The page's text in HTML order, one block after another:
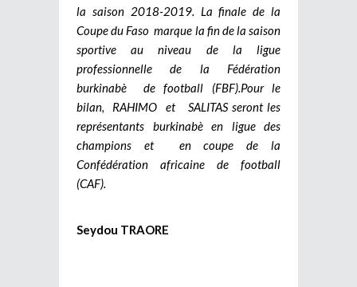
la saison 2018-2019. La finale de la
Coupe du Faso marque la fin de la saison
sportive au niveau de la ligue
professionnelle de la Fédération
burkinabè de football (FBF). Pour le
bilan, RAHIMO et SALITAS seront les
représentants burkinabè en ligue des
champions et en coupe de la
Confédération africaine de football
(CAF).
Seydou TRAORE